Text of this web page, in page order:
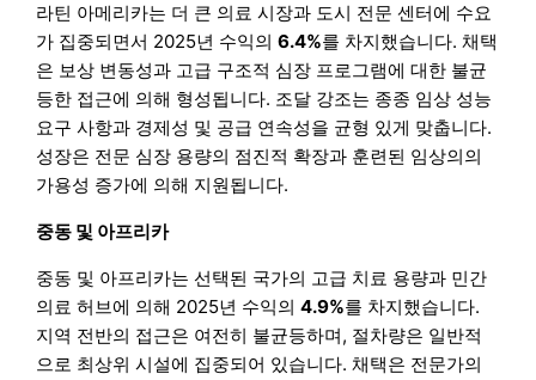
라틴 아메리카는 더 큰 의료 시장과 도시 전문 센터에 수요
가 집중되면서 2025년 수익의6.4%를 차지했습니다. 채택
은 보상 변동성과 고급 구조적 심장 프로그램에 대한 불균
등한 접근에 의해 형성됩니다. 조달 강조는 종종 임상 성능
요구 사항과 경제성 및 공급 연속성을 균형 있게 맞춥니다.
성장은 전문 심장 용량의 점진적 확장과 훈련된 임상의의
가용성 증가에 의해 지원됩니다.
중동 및 아프리카
중동 및 아프리카는 선택된 국가의 고급 치료 용량과 민간
의료 허브에 의해 2025년 수익의4.9%를 차지했습니다.
지역 전반의 접근은 여전히 불균등하며, 절차량은 일반적
으로 최상위 시설에 집중되어 있습니다. 채택은 전문가의